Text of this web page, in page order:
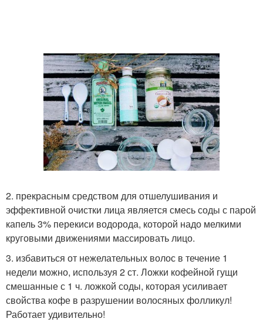
2. прекрасным средством для отшелушивания и
эффективной очистки лица является смесь соды с парой
капель 3% перекиси водорода, которой надо мелкими
круговыми движениями массировать лицо.
3. избавиться от нежелательных волос в течение 1
недели можно, используя 2 ст. Ложки кофейной гущи
смешанные с 1 ч. ложкой соды, которая усиливает
свойства кофе в разрушении волосяных фолликул!
Работает удивительно!